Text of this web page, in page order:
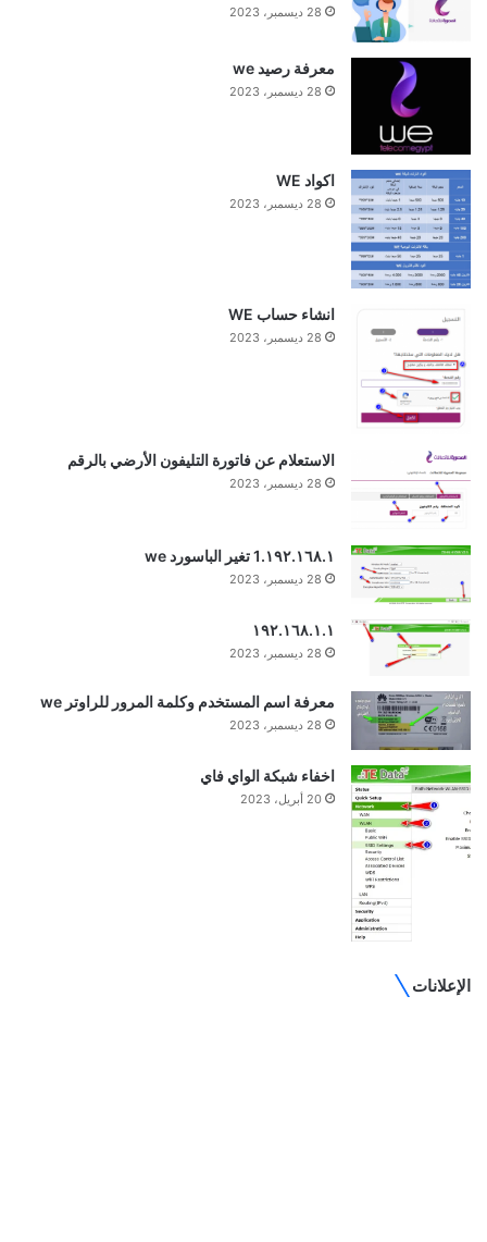
28 ديسمبر، 2023
معرفة رصيد we
28 ديسمبر، 2023
اكواد WE
28 ديسمبر، 2023
انشاء حساب WE
28 ديسمبر، 2023
الاستعلام عن فاتورة التليفون الأرضي بالرقم
28 ديسمبر، 2023
١٩٢.١٦٨.١.1 تغير الباسورد we
28 ديسمبر، 2023
١٩٢.١٦٨.١.١
28 ديسمبر، 2023
معرفة اسم المستخدم وكلمة المرور للراوتر we
28 ديسمبر، 2023
اخفاء شبكة الواي فاي
20 أبريل، 2023
الإعلانات